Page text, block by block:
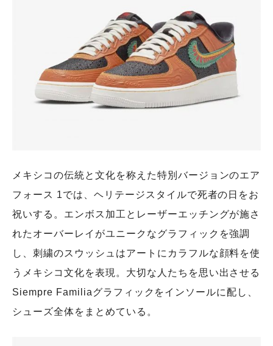
メキシコの伝統と文化を称えた特別バージョンのエア
フォース 1では、ヘリテージスタイルで死者の日をお
祝いする。エンボス加工とレーザーエッチングが施さ
れたオーバーレイがユニークなグラフィックを強調
し、刺繍のスウッシュはアートにカラフルな顔料を使
うメキシコ文化を表現。大切な人たちを思い出させる
Siempre Familiaグラフィックをインソールに配し、
シューズ全体をまとめている。